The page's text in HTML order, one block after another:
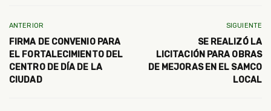
ANTERIOR
FIRMA DE CONVENIO PARA
EL FORTALECIMIENTO DEL
CENTRO DE DÍA DE LA
CIUDAD
SIGUIENTE
SE REALIZÓ LA
LICITACIÓN PARA OBRAS
DE MEJORAS EN EL SAMCO
LOCAL